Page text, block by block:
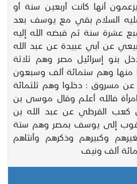
أنها كانت أربعين سنة أو
السلام بقي مع يوسف بعد
عشرة سنة ثم قبضه الله إليه
عن أبي عبيدة عن عبد الله
بنو إسرائيل مصر وهم ثلاثة
منها وهم ستمائة ألف وسبعون
عن مسروق : دخلوا وهم ثلثمائة
فالله أعلم وقال موسى بن
كعب القرظي عن عبد الله بن
إلى يوسف بمصر وهم ستة
وكبيرهم وذكرهم وأنثاهم
ألف ونيف